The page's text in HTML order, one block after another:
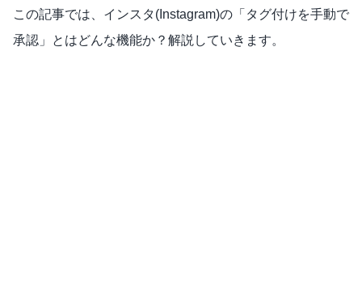
この記事では、インスタ(Instagram)の「タグ付けを手動で
承認」とはどんな機能か？解説していきます。